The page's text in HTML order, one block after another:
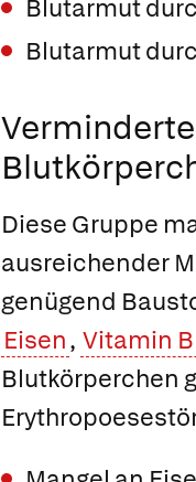
Blutarmut
Blutarmut
Diese Gruppe
ausreichender
genügend
Eisen, Vitamin
Blutkörperchen